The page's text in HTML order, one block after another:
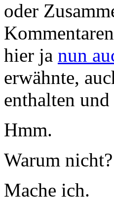
oder
hier ja nun
erwähnte,
enthalten
Hmm.
Warum nicht?
Mache ich.